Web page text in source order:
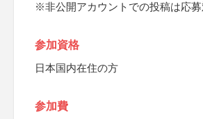
※非公開アカウントでの投稿は応
参加資格
日本国内在住の方
参加費